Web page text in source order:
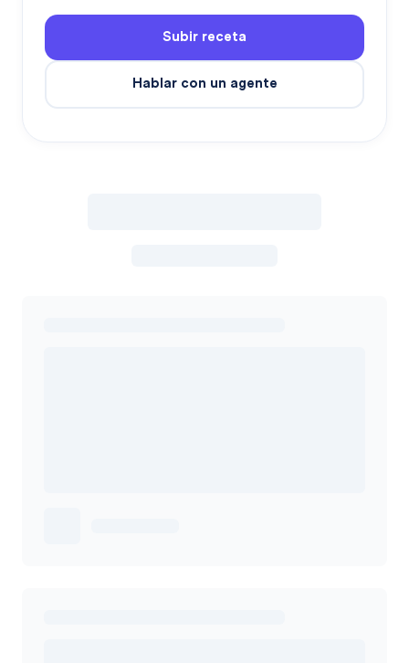
Subir receta
Hablar con un agente